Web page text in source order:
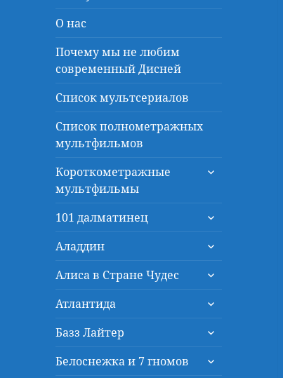
О нас
Почему мы не любим
современный Дисней
Список мультсериалов
Список полнометражных
мультфильмов
Короткометражные
мультфильмы
раскрыть
101 далматинец
раскрыть
меню
Аладдин
раскрыть
меню
Алиса в Стране Чудес
раскрыть
меню
Атлантида
раскрыть
меню
Базз Лайтер
раскрыть
меню
Белоснежка и 7 гномов
раскрыть